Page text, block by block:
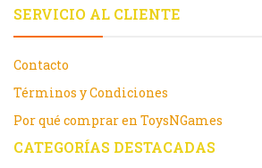
SERVICIO AL CLIENTE
Contacto
Términos y Condiciones
Por qué comprar en ToysNGames
CATEGORÍAS DESTACADAS